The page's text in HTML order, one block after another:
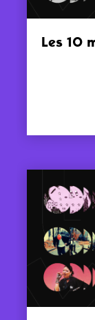
Les 10